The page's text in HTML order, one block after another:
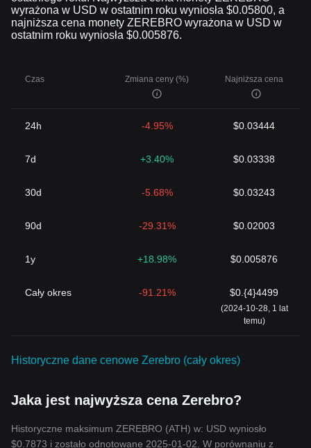
wyrażona w USD w ostatnim roku wyniosła $0.05800, a
najniższa cena monety ZEREBRO wyrażona w USD w
ostatnim roku wyniosła $0.005876.
Czas Zmiana ceny (%) Najniższa cena
24h -4.95% $0.03444
7d +3.40% $0.03338
30d -5.68% $0.03243
90d -29.31% $0.02003
1y +18.98% $0.005876
Cały okres -91.21% $0.{4}4499
(2024-10-28, 1 lat
temu)
Historyczne dane cenowe Zerebro (cały okres)
Jaka jest najwyższa cena Zerebro?
Historyczne maksimum ZEREBRO (ATH) w: USD wyniosło
$0.7873 i zostało odnotowane 2025-01-02. W porównaniu z